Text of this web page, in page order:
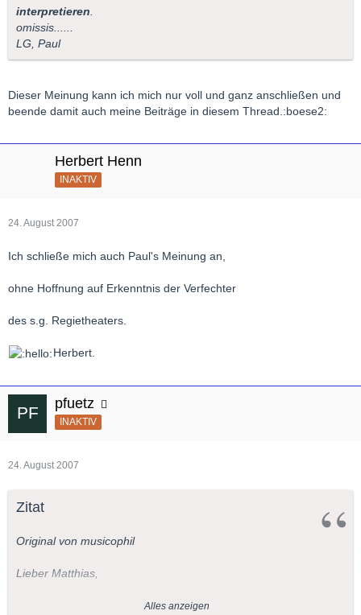
interpretieren
omissis......
LG, Paul
Dieser Meinung kann ich mich nur voll und ganz anschließen und
beende damit auch meine Beiträge in diesem Thread.:boese2:
Herbert Henn
INAKTIV
24. August 2007
Ich schließe mich auch Paul's Meinung an,
ohne Hoffnung auf Erkenntnis der Verfechter
des s.g. Regietheaters.
Herbert.
pfuetz
INAKTIV
24. August 2007
Zitat
Original von musicophil
Lieber Matthias,
Alles anzeigen